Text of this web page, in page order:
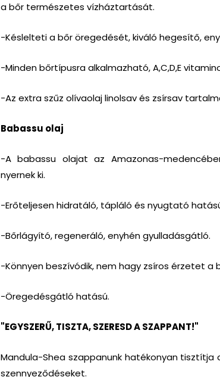
a bőr természetes vízháztartását.
-Késlelteti a bőr öregedését, kiváló hegesítő,
-Minden bőrtípusra alkalmazható, A,C,D,E
-Az extra szűz olívaolaj linolsav és zsírsav
Babassu olaj
-A babassu olajat az Amazonas-
nyernek ki.
-Erőteljesen hidratáló, tápláló és nyugtató
-Bőrlágyító, regeneráló, enyhén gyulladásgátló.
-Könnyen beszívódik, nem hagy zsíros érzetet a
-Öregedésgátló hatású.
"EGYSZERŰ, TISZTA, SZERESD A SZAPPANT!"
Mandula-Shea szappanunk hatékonyan
szennyeződéseket.